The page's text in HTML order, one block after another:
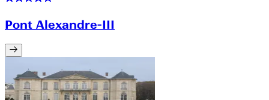
Pont Alexandre-III